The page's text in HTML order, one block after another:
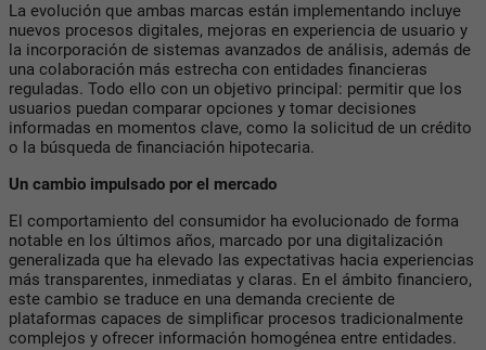
La evolución que ambas marcas están implementando incluye
nuevos procesos digitales, mejoras en experiencia de usuario y
la incorporación de sistemas avanzados de análisis, además de
una colaboración más estrecha con entidades financieras
reguladas. Todo ello con un objetivo principal: permitir que los
usuarios puedan comparar opciones y tomar decisiones
informadas en momentos clave, como la solicitud de un crédito
o la búsqueda de financiación hipotecaria.
Un cambio impulsado por el mercado
El comportamiento del consumidor ha evolucionado de forma
notable en los últimos años, marcado por una digitalización
generalizada que ha elevado las expectativas hacia experiencias
más transparentes, inmediatas y claras. En el ámbito financiero,
este cambio se traduce en una demanda creciente de
plataformas capaces de simplificar procesos tradicionalmente
complejos y ofrecer información homogénea entre entidades.